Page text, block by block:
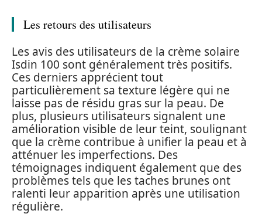
Les retours des utilisateurs
Les avis des utilisateurs de la crème solaire
Isdin 100 sont généralement très positifs.
Ces derniers apprécient tout
particulièrement sa texture légère qui ne
laisse pas de résidu gras sur la peau. De
plus, plusieurs utilisateurs signalent une
amélioration visible de leur teint, soulignant
que la crème contribue à unifier la peau et à
atténuer les imperfections. Des
témoignages indiquent également que des
problèmes tels que les taches brunes ont
ralenti leur apparition après une utilisation
régulière.